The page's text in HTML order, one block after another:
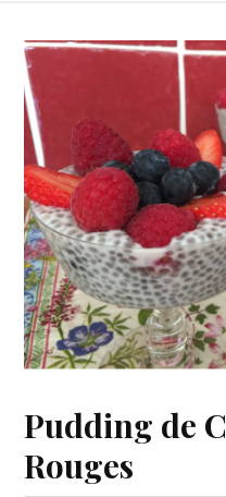
Pudding de
Rouges